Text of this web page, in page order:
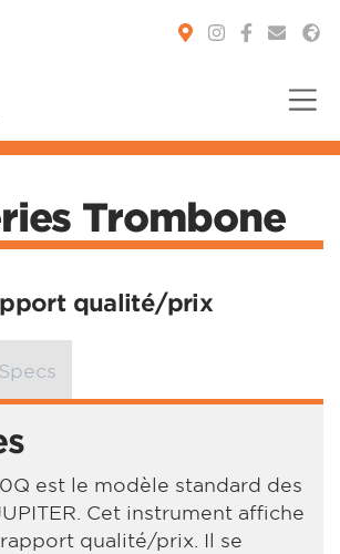
Trombone
qualité/prix
Specs
est le modèle standard des
Cet instrument affiche
qualité/prix. Il se